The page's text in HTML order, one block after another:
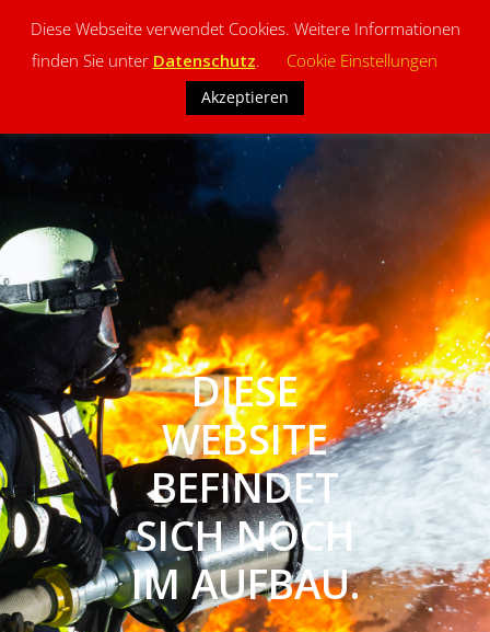
DIESE
WEBSITE
BEFINDET
SICH NOCH
IM AUFBAU.
Diese Webseite verwendet Cookies. Weitere Informationen
finden Sie unter Datenschutz. Cookie Einstellungen
Akzeptieren